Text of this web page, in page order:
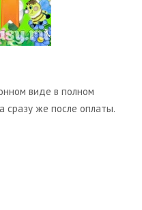
виде в полном
сразу же после оплаты.